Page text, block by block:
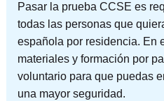
Pasar la prueba CCSE es
todas las personas que
española por residencia. En
materiales y formación por
voluntario para que puedas
una mayor seguridad.